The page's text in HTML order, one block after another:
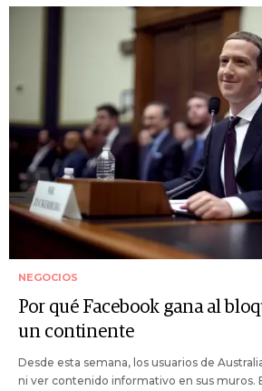
NEGOCIOS
Por qué Facebook gana al
un continente
Desde esta semana, los usuarios de
ni ver contenido informativo en sus muros.